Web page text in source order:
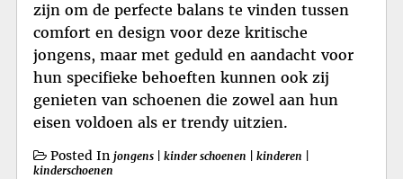
zijn om de perfecte balans te vinden tussen
comfort en design voor deze kritische
jongens, maar met geduld en aandacht voor
hun specifieke behoeften kunnen ook zij
genieten van schoenen die zowel aan hun
eisen voldoen als er trendy uitzien.
Posted In jongens kinder schoenen kinderen
kinderschoenen